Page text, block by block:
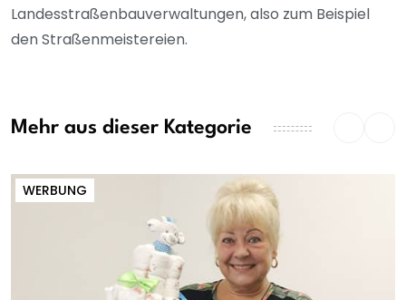
Landesstraßenbauverwaltungen, also zum Beispiel
den Straßenmeistereien.
Mehr aus dieser Kategorie
WERBUNG